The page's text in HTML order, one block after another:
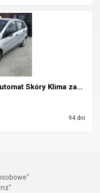
Skóry Klima za...
94 dni